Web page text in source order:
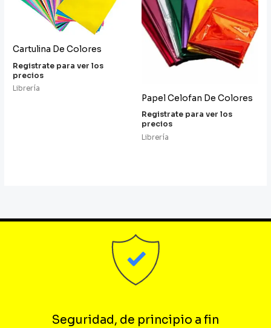
Cartulina De Colores
Registrate para ver los
precios
Librería
Papel Celofan De Colores
Registrate para ver los
precios
Librería
Seguridad, de principio a fin